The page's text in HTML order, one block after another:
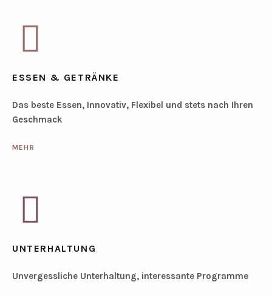
ESSEN & GETRÄNKE
Das beste Essen, Innovativ, Flexibel und stets nach Ihren
Geschmack
MEHR
UNTERHALTUNG
Unvergessliche Unterhaltung, interessante Programme